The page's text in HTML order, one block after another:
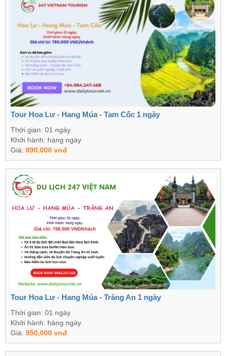
Tour Hoa Lư - Hang Múa - Tam Cốc 1 ngày
Thời gian: 01 ngày
Khởi hành: hàng ngày
Giá: 890,000 vnđ
Tour Hoa Lư - Hang Múa - Tràng An 1 ngày
Thời gian: 01 ngày
Khởi hành: hàng ngày
Giá: 950,000 vnđ